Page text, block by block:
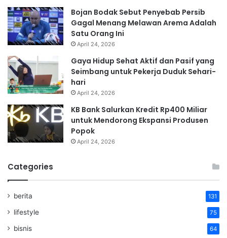
Bojan Bodak Sebut Penyebab Persib
Gagal Menang Melawan Arema Adalah
Satu Orang Ini
April 24, 2026
Gaya Hidup Sehat Aktif dan Pasif yang
Seimbang untuk Pekerja Duduk Sehari-
hari
April 24, 2026
KB Bank Salurkan Kredit Rp400 Miliar
untuk Mendorong Ekspansi Produsen
Popok
April 24, 2026
Categories
berita 131
lifestyle 75
bisnis 64